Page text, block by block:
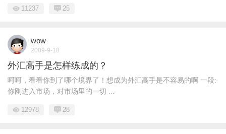
11237 25
wow
2009-9-18
外汇高手是怎样练成的？
呵呵，看看你到了哪个境界了！想成为外汇高手是不容易的啊 一段:
你刚进入市场，对市场里的一切 ...
12978 28